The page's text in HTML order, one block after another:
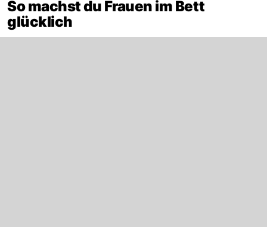
So machst du Frauen im Bett
glücklich